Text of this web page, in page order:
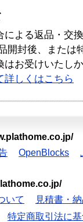
による返品・交
開封後、または
はお受けいたし
詳しくはこちら
OpenBlocks
いて
見積書・
特定商取引法に